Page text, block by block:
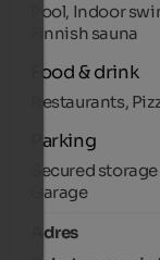
Pool, Indoor
Finnish sauna
Food & drink
Restaurants,
Parking
Secured
Garage
Adres